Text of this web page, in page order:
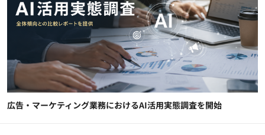
広告・マーケティング業務におけるAI活用実態調査を開始